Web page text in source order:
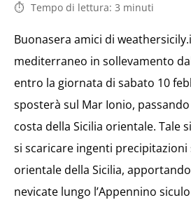
Tempo di lettura: 3 minuti
Buonasera amici di
mediterraneo in sollevamento
entro la giornata di sabato 10
sposterà sul Mar Ionio,
costa della Sicilia orientale. Tale
si scaricare ingenti
orientale della Sicilia,
nevicate lungo l’Appennino